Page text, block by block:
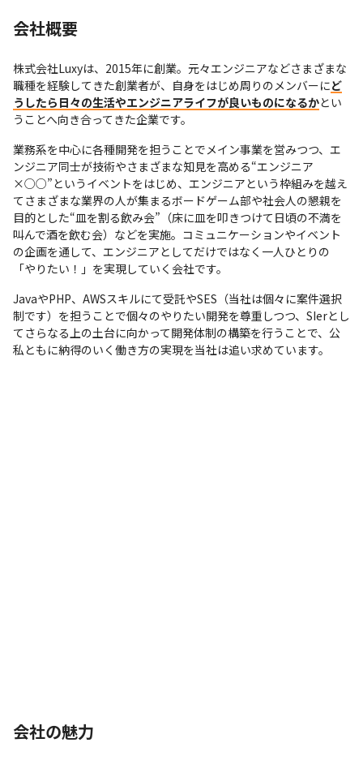
会社概要
株式会社Luxyは、2015年に創業。元々エンジニアなどさまざまな
職種を経験してきた創業者が、自身をはじめ周りのメンバーにど
うしたら日々の生活やエンジニアライフが良いものになるかとい
うことへ向き合ってきた企業です。
業務系を中心に各種開発を担うことでメイン事業を営みつつ、エ
ンジニア同士が技術やさまざまな知見を高める“エンジニア
×○○”というイベントをはじめ、エンジニアという枠組みを越え
てさまざまな業界の人が集まるボードゲーム部や社会人の懇親を
目的とした“皿を割る飲み会”（床に皿を叩きつけて日頃の不満を
叫んで酒を飲む会）などを実施。コミュニケーションやイベント
の企画を通して、エンジニアとしてだけではなく一人ひとりの
「やりたい！」を実現していく会社です。
JavaやPHP、AWSスキルにて受託やSES（当社は個々に案件選択
制です）を担うことで個々のやりたい開発を尊重しつつ、SIerとし
てさらなる上の土台に向かって開発体制の構築を行うことで、公
私ともに納得のいく働き方の実現を当社は追い求めています。
会社の魅力